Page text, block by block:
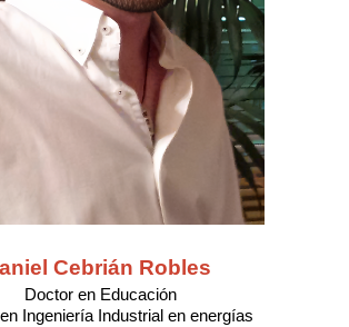
Cebrián Robles
Doctor en Educación
Ingeniería Industrial en energías